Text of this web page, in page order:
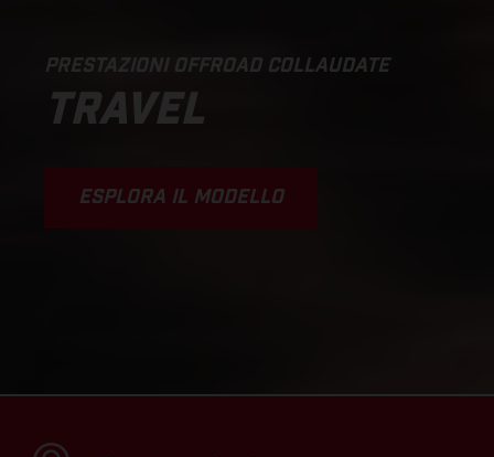
PRESTAZIONI OFFROAD COLLAUDATE
TRAVEL
ESPLORA IL MODELLO